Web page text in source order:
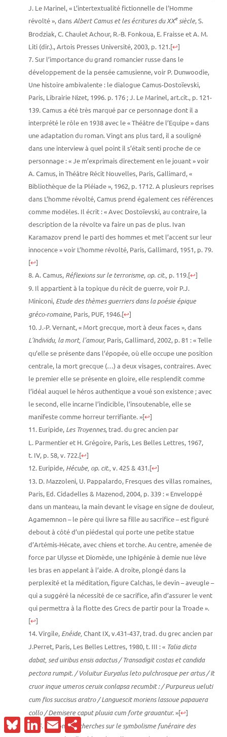
J. Le Marinel, « L’intertextualité fictionnelle de l’Homme
révolté », dans Albert Camus et les écritures du XXesiècle, S.
Brodziak, C. Chaulet Achour, R.-B. Fonkoua, E. Fraisse et A. M.
Liti (dir.)., Artois Presses Université, 2003, p. 121.[↩]
Sur l’importance du grand romancier russe dans le
développement de la pensée camusienne, voir P. Dunwoodie,
Une histoire ambivalente : le dialogue Camus-Dostoïevski,
Paris, Librairie Nizet, 1996. p. 176 ; J. Le Marinel, art.cit., p. 121-
139. Camus a été très marqué par ce personnage dont il a
interprété le rôle en 1938 avec le « Théâtre de l’Equipe » dans
une adaptation du roman. Vingt ans plus tard, il a souligné
dans une interview à quel point il s’était senti proche de ce
personnage : « Je m’exprimais directement en le jouant » voir
A. Camus, in Théâtre Récit Nouvelles, Paris, Gallimard, «
Bibliothèque de la Pléiade », 1962, p. 1712. A plusieurs reprises
dans L’homme révolté, Camus prend également ces références
comme modèles. Il écrit : « Avec Dostoïevski, au contraire, la
description de la révolte va faire un pas de plus. Ivan
Karamazov prend le parti des hommes et met l’accent sur leur
innocence » voir L’homme révolté, Paris, Gallimard, 1951, p. 79.
[↩]
A. Camus, Réflexions sur le terrorisme, op. cit., p. 119.[↩]
Il appartient à la topique du récit de guerre, voir P.J.
Miniconi, Etude des thèmes guerriers dans la poésie épique
gréco-romaine, Paris, PUF, 1946.[↩]
J.-P. Vernant, « Mort grecque, mort à deux faces », dans
L’Individu, la mort, l’amour, Paris, Gallimard, 2002, p. 81 : « Telle
qu’elle se présente dans l’épopée, où elle occupe une position
centrale, la mort grecque (…) a deux visages, contraires. Avec
le premier elle se présente en gloire, elle resplendit comme
l’idéal auquel le héros authentique a voué son existence ; avec
le second, elle incarne l’indicible, l’insoutenable, elle se
manifeste comme horreur terrifiante. »[↩]
Euripide, Les Troyennes, trad. du grec ancien par
L. Parmentier et H. Grégoire, Paris, Les Belles Lettres, 1967,
t. IV, p. 58, v. 722.[↩]
Euripide, Hécube, op. cit., v. 425 & 431.[↩]
D. Mazzoleni, U. Pappalardo, Fresques des villas romaines,
Paris, Ed. Cidadelles & Mazenod, 2004, p. 339 : « Enveloppé
dans un manteau, la main devant le visage en signe de douleur,
Agamemnon – le père qui livre sa fille au sacrifice – est figuré
debout à côté d’un piédestal qui porte une petite statue
d’Artémis-Hécate, avec chiens et torche. Au centre, amenée de
force par Ulysse et Diomède, une Iphigénie à demie nue lève
les bras en appelant à l’aide. A droite, plongé dans la
perplexité et la méditation, figure Calchas, le devin – aveugle –
qui a suggéré la nécessité de ce sacrifice, afin d’assurer le vent
qui permettra à la flotte des Grecs de partir pour la Troade ».
[↩]
Virgile, Enéide, Chant IX, v.431-437, trad. du grec ancien par
J.Perret, Paris, Les Belles Lettres, 1980, t. III : « Talia dicta
dabat, sed uiribus ensis adactus / Transadigit costas et candida
pectora rumpit. / Voluitur Euryalus leto pulchrosque per artus / It
cruor inque umeros ceruix conlapsa recumbit : / Purpureus ueluti
cum flos succisus aratro / Languescit moriens lassoue papauera
collo / Demisere caput pluuia cum forte grauantur.»[↩]
F. Cumont,Recherches sur le symbolisme funéraire des
BlueskyLinkedInEmail Partager